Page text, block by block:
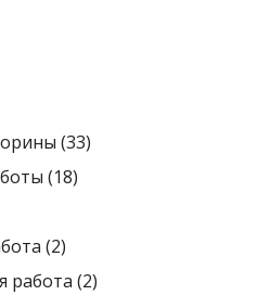
(33)
(18)
(2)
работа (2)